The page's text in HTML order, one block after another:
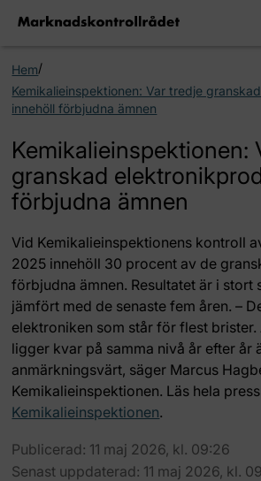
Hem/
Kemikalieinspektionen: Var tredje
innehöll förbjudna ämnen
Kemikalieinspektionen:
granskad
förbjudna ämnen
Vid Kemikalieinspektionens kontroll
2025 innehöll 30 procent av de
förbjudna ämnen. Resultatet är i stort
jämfört med de senaste fem åren. –
elektroniken som står för flest
ligger kvar på samma nivå år efter år
anmärkningsvärt, säger Marcus
Kemikalieinspektionen. Läs hela
Kemikalieinspektionen.
Publicerad: 11 maj 2026, kl. 09:26
Senast uppdaterad: 11 maj 2026, kl.